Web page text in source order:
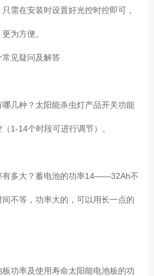
需在安装时设置好光控时控即可，
更为方便。
常见疑问及解答
几种？太阳能杀虫灯产品开关功能
1-14个时段可进行调节）。
有多大？蓄电池的功率14——32Ah不
不等，功率大的，可以用长一点的
功率及使用寿命太阳能电池板的功